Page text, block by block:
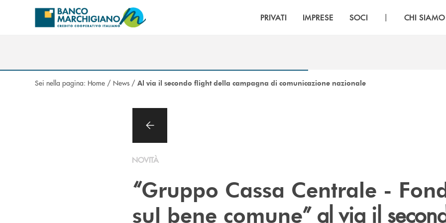
Salta al contenuto principale
PRIVATI IMPRESE SOCI | CHI SIAMO
Sei nella pagina: Home / News / Al via il secondo flight della campagna di comunicazione nazionale
NOVITÀ
“Gruppo Cassa Centrale -
sul bene comune” al via il